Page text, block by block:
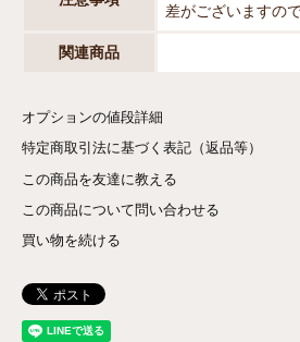
差がございますの
関連商品
オプションの値段詳細
特定商取引法に基づく表記（返品等）
この商品を友達に教える
この商品について問い合わせる
買い物を続ける